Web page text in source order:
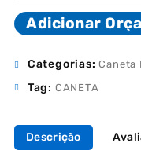
Adicionar
Categorias:Caneta
Tag: CANETA
Descrição